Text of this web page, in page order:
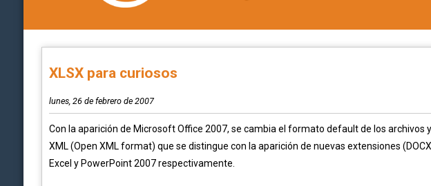
XLSX para curiosos
lunes, 26 de febrero de 2007
Con la aparición de Microsoft Office 2007, se cambia el formato default de los
XML (Open XML format) que se distingue con la aparición de nuevas extensiones
Excel y PowerPoint 2007 respectivamente.